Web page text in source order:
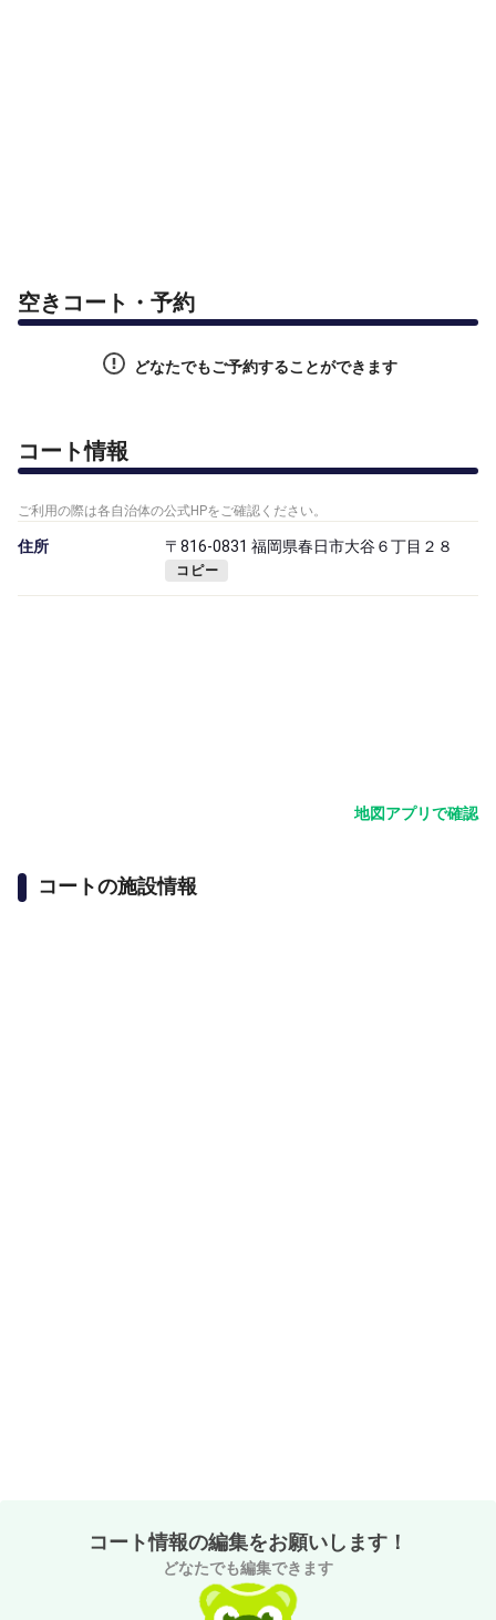
空きコート・予約
どなたでもご予約することができます
コート情報
ご利用の際は各自治体の公式HPをご確認ください。
住所 〒816-0831 福岡県春日市大谷６丁目２８
コピー
地図アプリで確認
コートの施設情報
コート情報の編集をお願いします！
どなたでも編集できます